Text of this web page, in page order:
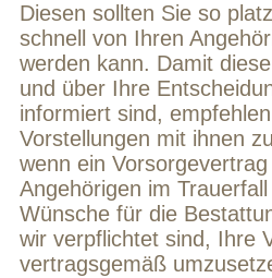
Diesen sollten Sie so
schnell von Ihren
werden kann. Damit
und über Ihre
informiert sind,
Vorstellungen mit ihnen
wenn ein
Angehörigen im
Wünsche für die
wir verpflichtet sind, Ihre
vertragsgemäß